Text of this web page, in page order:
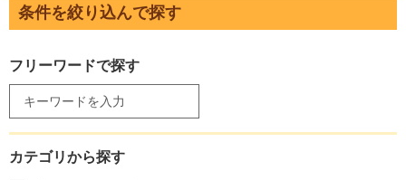
条件を絞り込んで探す
フリーワードで探す
カテゴリから探す